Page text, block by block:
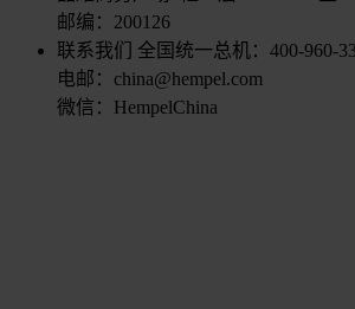
邮编：200126
联系我们
全国统一总机：400-960-
电邮：china@hempel.com
微信：HempelChina